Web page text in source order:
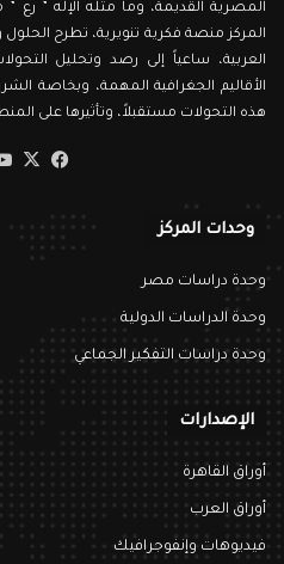
المصرية القديمة، وما مثله الإله ”
المركز منصة فكرية تنويرية، تطرح
العربية، ساعياً إلى رصد وتحليل
الأقاليم الجغرافية المهمة، وبخاصة
هذه التحولات مستقبلاً، وتأثيرها على
‫X
وحدات المركز
وحدة دراسات مصر
وحدة الدراسات الدولية
وحدة دراسات التفكير الجماعي
الإصدارات
أوراق القاهرة
أوراق العرب
فيديوهات وإنفوجرافيك